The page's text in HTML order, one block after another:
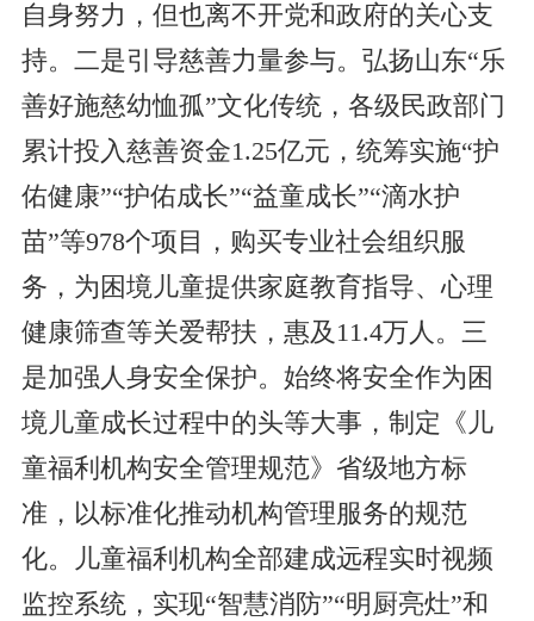
自身努力，但也离不开党和政府的关心支
持。二是引导慈善力量参与。弘扬山东“乐
善好施慈幼恤孤”文化传统，各级民政部门
累计投入慈善资金1.25亿元，统筹实施“护
佑健康”“护佑成长”“益童成长”“滴水护
苗”等978个项目，购买专业社会组织服
务，为困境儿童提供家庭教育指导、心理
健康筛查等关爱帮扶，惠及11.4万人。三
是加强人身安全保护。始终将安全作为困
境儿童成长过程中的头等大事，制定《儿
童福利机构安全管理规范》省级地方标
准，以标准化推动机构管理服务的规范
化。儿童福利机构全部建成远程实时视频
监控系统，实现“智慧消防”“明厨亮灶”和